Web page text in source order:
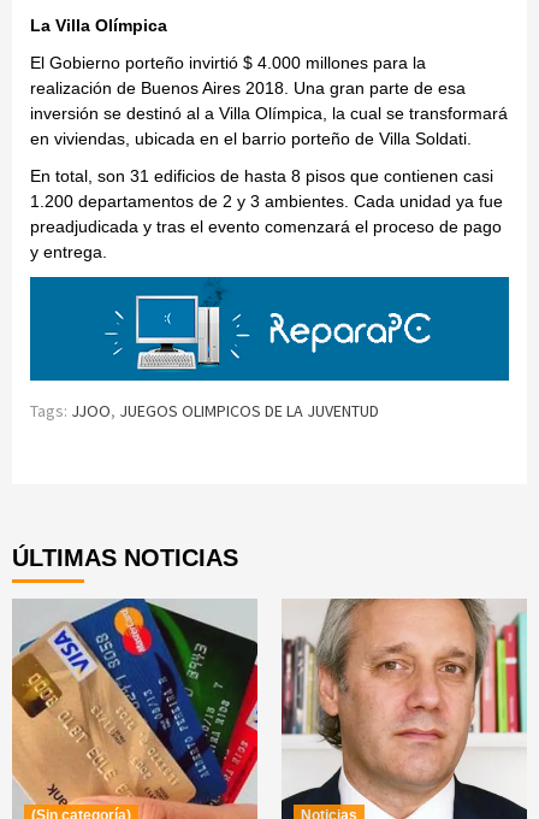
La Villa Olímpica
El Gobierno porteño invirtió $ 4.000 millones para la
realización de Buenos Aires 2018. Una gran parte de esa
inversión se destinó al a Villa Olímpica, la cual se transformará
en viviendas, ubicada en el barrio porteño de Villa Soldati.
En total, son 31 edificios de hasta 8 pisos que contienen casi
1.200 departamentos de 2 y 3 ambientes. Cada unidad ya fue
preadjudicada y tras el evento comenzará el proceso de pago
y entrega.
Tags: JJOO, JUEGOS OLIMPICOS DE LA JUVENTUD
ÚLTIMAS NOTICIAS
(Sin categoría) Noticias